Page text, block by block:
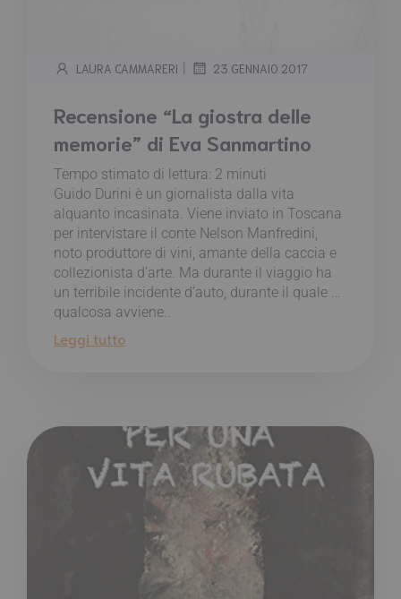
LAURA CAMMARERI | 23 GENNAIO 2017
Recensione “La giostra delle
memorie” di Eva Sanmartino
Tempo stimato di lettura: 2 minuti
Guido Durini è un giornalista dalla vita
alquanto incasinata. Viene inviato in Toscana
per intervistare il conte Nelson Manfredini,
noto produttore di vini, amante della caccia e
collezionista d’arte. Ma durante il viaggio ha
un terribile incidente d’auto, durante il quale …
qualcosa avviene..
Leggi tutto